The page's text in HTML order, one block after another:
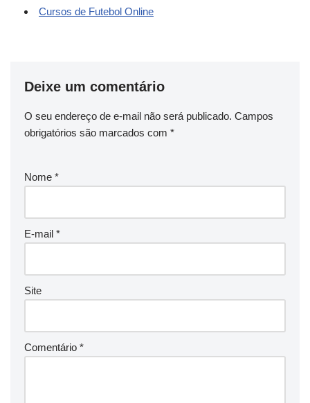
Cursos de Futebol Online
Deixe um comentário
O seu endereço de e-mail não será publicado. Campos
obrigatórios são marcados com *
Nome *
E-mail *
Site
Comentário *